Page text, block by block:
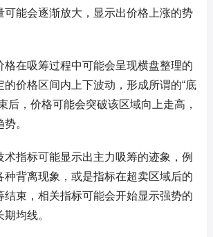
可能会逐渐放大，显示出价格上涨的势
格在吸筹过程中可能会呈现横盘整理的
的价格区间内上下波动，形成所谓的“底
后，价格可能会突破该区域向上走高，
。
术指标可能显示出主力吸筹的迹象，例
种背离现象，或是指标在超卖区域后的
结束，相关指标可能会开始显示强势的
均线。